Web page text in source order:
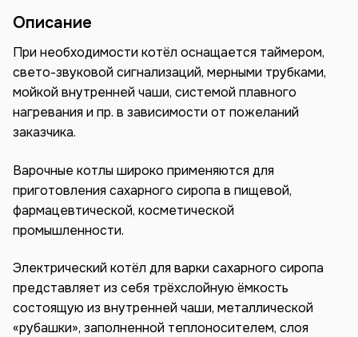
Описание
При необходимости котёл оснащается таймером,
свето-звуковой сигнализаций, мерными трубками,
мойкой внутренней чаши, системой плавного
нагревания и пр. в зависимости от пожеланий
заказчика.
Варочные котлы широко применяются для
приготовления сахарного сиропа в пищевой,
фармацевтической, косметической
промышленности.
Электрический котёл для варки сахарного сиропа
представляет из себя трёхслойную ёмкость
состоящую из внутренней чаши, металлической
«рубашки», заполненной теплоносителем, слоя